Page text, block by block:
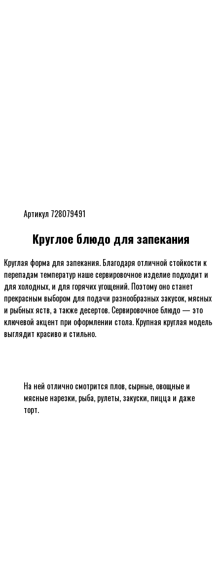
Артикул 728079491
Круглое блюдо для запекания
Круглая форма для запекания. Благодаря отличной стойкости к
перепадам температур наше сервировочное изделие подходит и
для холодных, и для горячих угощений. Поэтому оно станет
прекрасным выбором для подачи разнообразных закусок, мясных
и рыбных яств, а также десертов. Сервировочное блюдо — это
ключевой акцент при оформлении стола. Крупная круглая модель
выглядит красиво и стильно.
На ней отлично смотрится плов, сырные, овощные и
мясные нарезки, рыба, рулеты, закуски, пицца и даже
торт.